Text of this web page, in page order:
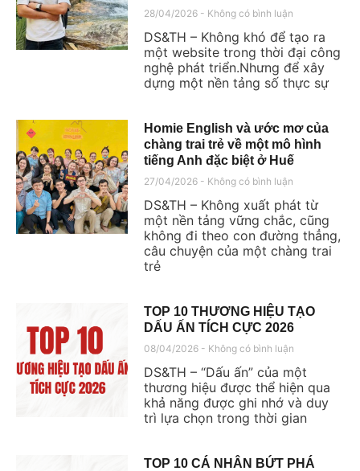
28/04/2026 Không có bình luận
DS&TH – Không khó để tạo ra
một website trong thời đại công
nghệ phát triển.Nhưng để xây
dựng một nền tảng số thực sự
Homie English và ước mơ của
chàng trai trẻ về một mô hình
tiếng Anh đặc biệt ở Huế
27/04/2026 Không có bình luận
DS&TH – Không xuất phát từ
một nền tảng vững chắc, cũng
không đi theo con đường thẳng,
câu chuyện của một chàng trai
trẻ
TOP 10 THƯƠNG HIỆU TẠO
DẤU ẤN TÍCH CỰC 2026
08/04/2026 Không có bình luận
DS&TH – “Dấu ấn” của một
thương hiệu được thể hiện qua
khả năng được ghi nhớ và duy
trì lựa chọn trong thời gian
TOP 10 CÁ NHÂN BỨT PHÁ